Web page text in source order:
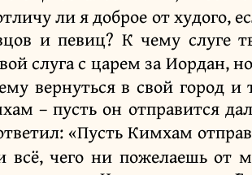
ли я доброе от худого,
и певиц? К чему слуге
слуга с царем за Иордан,
вернуться в свой город
– пусть он отправится
«Пусть Кимхам
чего ни пожелаешь от